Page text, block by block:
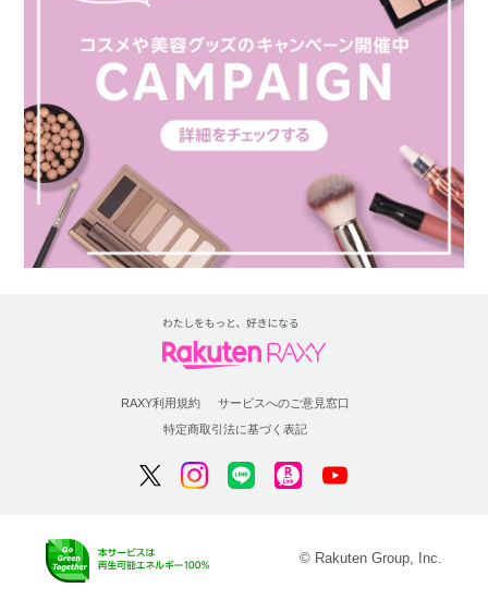
RAXY利用規約
サービスへのご意見窓口
特定商取引法に基づく表記
© Rakuten Group, Inc.